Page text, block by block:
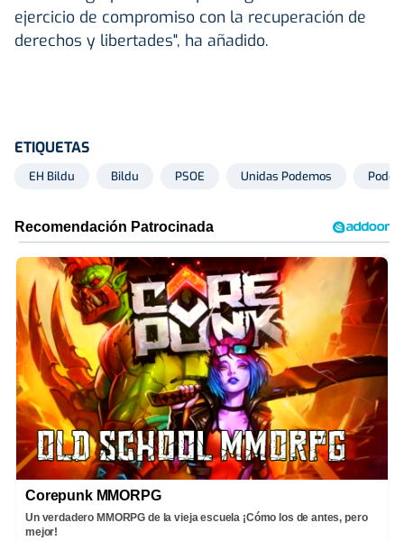
ejercicio de compromiso con la recuperación de
derechos y libertades", ha añadido.
ETIQUETAS
EH Bildu Bildu PSOE Unidas Podemos
Corepunk MMORPG
Un verdadero MMORPG de la vieja escuela ¡Cómo los de antes, pero
mejor!